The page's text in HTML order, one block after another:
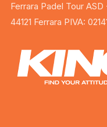
Ferrara Padel Tour
44121 Ferrara PIVA: